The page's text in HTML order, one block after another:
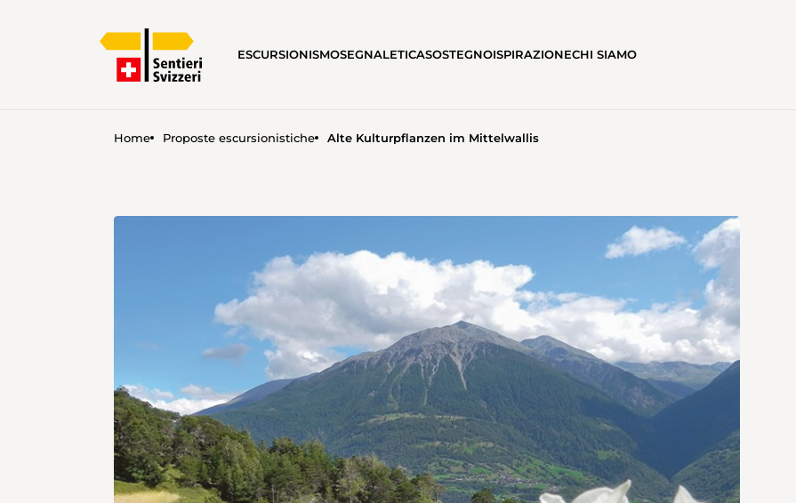
ESCURSIONISMOSEGNALETICASOSTEGNOISPIRAZIONECHI SIAMO
Home Proposte escursionistiche Alte Kulturpflanzen im Mittelwallis